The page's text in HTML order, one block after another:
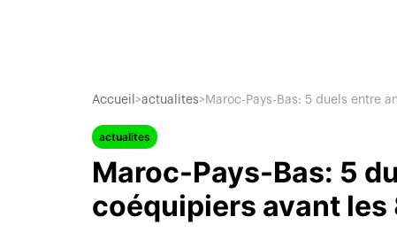
Accueil >actualites> Maroc-Pays-Bas: 5 duels entre
actualites
Maroc-Pays-Bas: 5
coéquipiers avant